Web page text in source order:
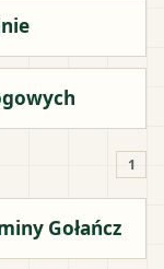
1
Gołańcz